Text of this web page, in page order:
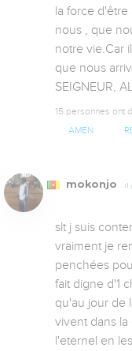
la force
nous , que
notre vie.Car
que nous
SEIGNEUR,
15 personnes ont
AMEN
mokonjo Il
slt j suis
vraiment je
penchées
fait digne d'1
qu'au jour de
vivent dans
l'eternel en